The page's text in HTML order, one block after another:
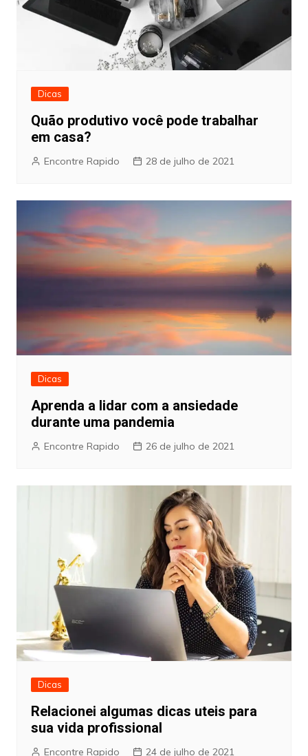
Dicas
Quão produtivo você pode trabalhar
em casa?
Encontre Rapido 28 de julho de 2021
Dicas
Aprenda a lidar com a ansiedade
durante uma pandemia
Encontre Rapido 26 de julho de 2021
Dicas
Relacionei algumas dicas uteis para
sua vida profissional
Encontre Rapido 24 de julho de 2021